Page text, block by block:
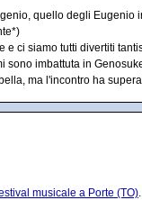
quello degli Eugenio
e ci siamo tutti divertiti
sono imbattuta in
ma l'incontro ha
musicale a Porte (TO)